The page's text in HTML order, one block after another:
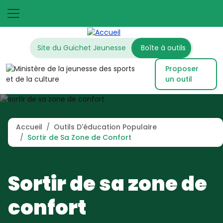
Top left
Site du Guichet Jeunesse Boîte à outils
Image Top right
Proposer
un outil
Fil d'Ariane
Accueil
Outils D'éducation Populaire
Sortir de Sa Zone de Confort
Image à la une
Sortir de sa zone de
confort